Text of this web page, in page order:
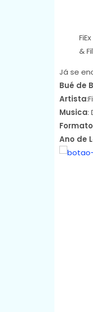
&
Já se
Bué de
Artista
Musica:
Formato
Ano de